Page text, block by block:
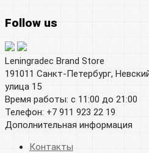
Follow us
Leningradec Brand Store
191011 Санкт-Петербург,
улица 15
Время работы: с 11:00 до 21:00
Телефон: +7 911 923 22 19
Дополнительная информация
Контакты